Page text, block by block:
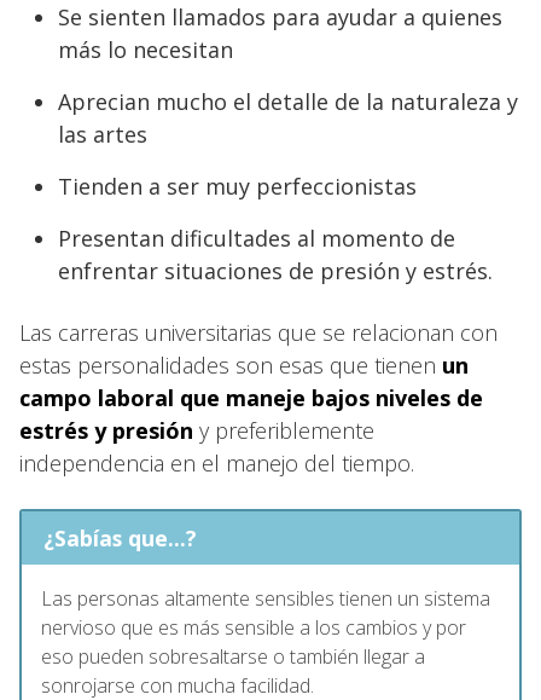
Se sienten llamados para ayudar a quienes
más lo necesitan
Aprecian mucho el detalle de la naturaleza y
las artes
Tienden a ser muy perfeccionistas
Presentan dificultades al momento de
enfrentar situaciones de presión y estrés.
Las carreras universitarias que se relacionan con
estas personalidades son esas que tienen un
campo laboral que maneje bajos niveles de
estrés y presión y preferiblemente
independencia en el manejo del tiempo.
¿Sabías que...?
Las personas altamente sensibles tienen un sistema
nervioso que es más sensible a los cambios y por
eso pueden sobresaltarse o también llegar a
sonrojarse con mucha facilidad.